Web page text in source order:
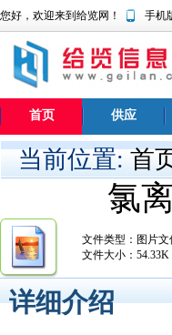
您好，欢迎来到给览网！ 手机
首页 供应
当前位置: 首
氯
文件类型：图片文
文件大小：54.33K
详细介绍